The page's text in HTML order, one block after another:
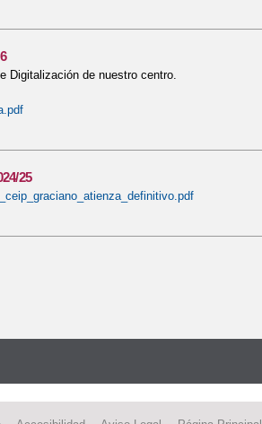
Digitalización de nuestro centro.
25